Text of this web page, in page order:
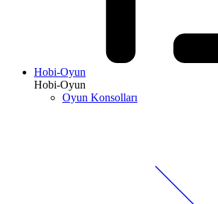
Hobi-Oyun
Hobi-Oyun
Oyun Konsolları